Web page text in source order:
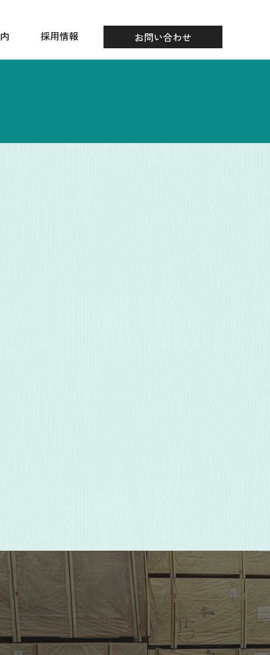
採用情報 お問い合わせ